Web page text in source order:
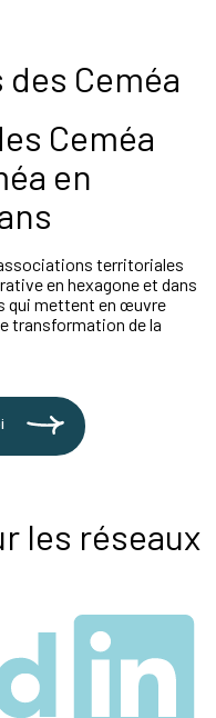
Ceméa
Ceméa
en
territoriales
en hexagone et dans
qui mettent en œuvre
transformation de la
les réseaux